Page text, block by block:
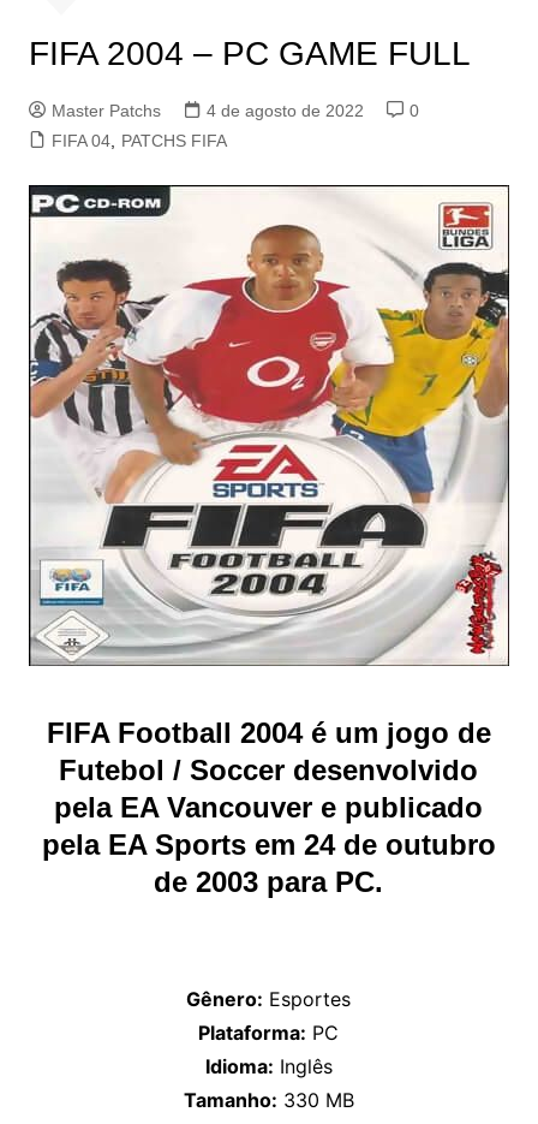
FIFA 2004 – PC GAME FULL
Master Patchs 4 de agosto de 2022
0
FIFA 04, PATCHS FIFA
FIFA Football 2004 é um jogo de
Futebol / Soccer desenvolvido
pela EA Vancouver e publicado
pela EA Sports em 24 de outubro
de 2003 para PC.
Gênero: Esportes
Plataforma: PC
Idioma: Inglês
Tamanho: 330 MB